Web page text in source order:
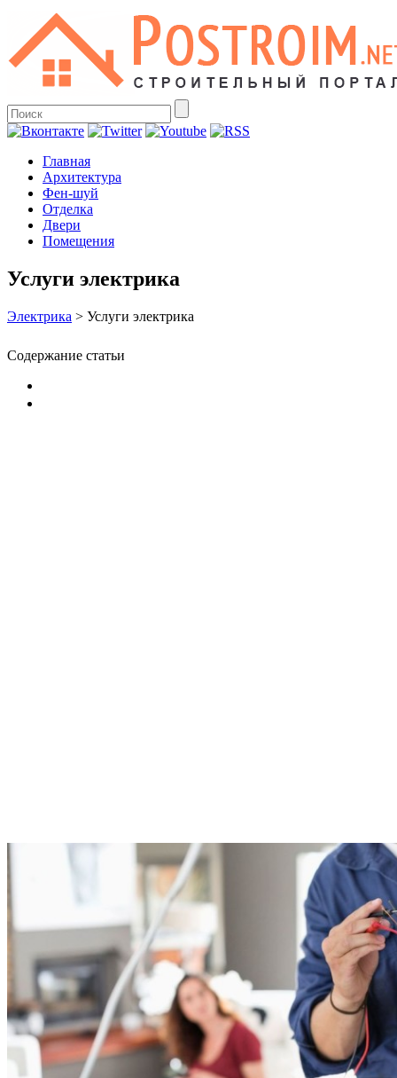
Главная
Архитектура
Фен-шуй
Отделка
Двери
Помещения
Услуги электрика
Электрика > Услуги электрика
Содержание статьи